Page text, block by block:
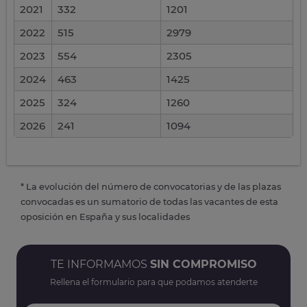
2021 332
1201
2022
515
2979
2023
554
2305
2024
463
1425
2025
324
1260
2026
241 1094
* La evolución del número de convocatorias y de las plazas
convocadas es un sumatorio de todas las vacantes de esta
oposición en España y sus localidades
TE INFORMAMOS SIN COMPROMISO
Rellena el formulario para que podamos atenderte